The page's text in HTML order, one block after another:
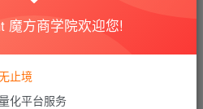
魔方商学院欢迎您!
止境
化平台服务